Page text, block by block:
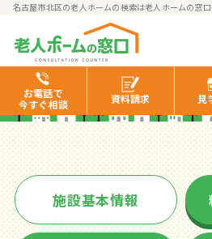
名古屋市北区の老人ホームの検索は老人ホームの窓
お電話で
今すぐ相談
資料請求 見
さくらいふ
施設基本情報